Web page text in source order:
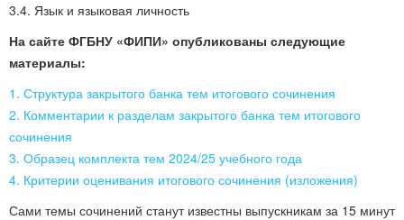
3.4. Язык и языковая личность
На сайте ФГБНУ «ФИПИ» опубликованы следующие
материалы:
1 . Структура закрытого банка тем итогового сочинения
2. Комментарии к разделам закрытого банка тем итогового
сочинения
3. Образец комплекта тем 2024/25 учебного года
4. Критерии оценивания итогового сочинения (изложения)
Сами темы сочинений станут известны выпускникам за 15 минут